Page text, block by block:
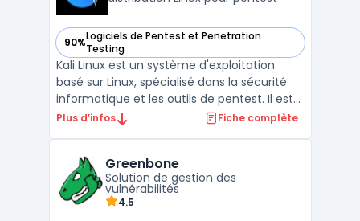
90%Logiciels de Pentest et Penetration
Testing
— voir Kali Linux dans cette catégorie
Kali Linux est un système d'exploitation
basé sur Linux, spécialisé dans la sécurité
informatique et les outils de pentest. Il est
largement utilisé par les professionnels de
vulnérabilités et des analyses de sécurité.
Kali Linu ...
Plus d’infos Fiche complète
Greenbone
Solution de gestion des
vulnérabilités
4.5